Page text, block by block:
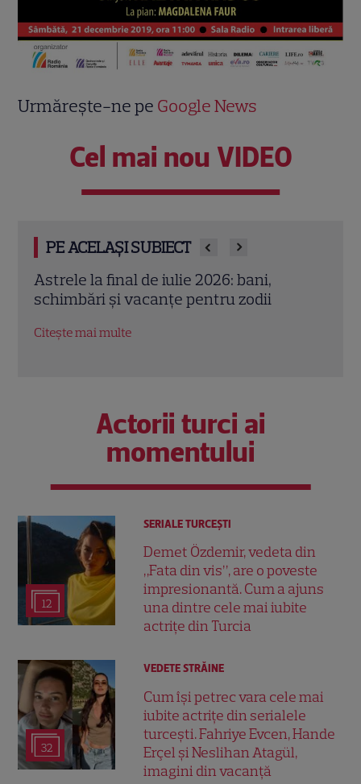
Urmărește-ne pe Google News
Cel mai nou VIDEO
PE ACELAȘI SUBIECT
Astrele la final de iulie 2026: bani,
schimbări și vacanțe pentru zodii
Citește mai multe
Actorii turci ai
momentului
12
SERIALE TURCEŞTI
Demet Özdemir, vedeta din
„Fata din vis”, are o poveste
impresionantă. Cum a ajuns
una dintre cele mai iubite
actrițe din Turcia
32
VEDETE STRĂINE
Cum își petrec vara cele mai
iubite actrițe din serialele
turcești. Fahriye Evcen, Hande
Erçel și Neslihan Atagül,
imagini din vacanță